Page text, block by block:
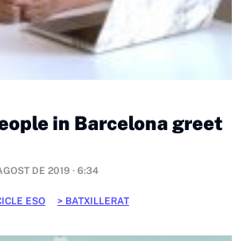
in Barcelona greet
DE 2019 · 6:34
ESO BATXILLERAT